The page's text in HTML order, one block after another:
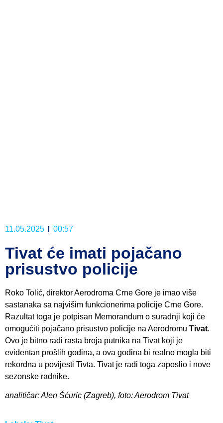
11.05.2025 00:57
Tivat će imati pojačano
prisustvo policije
Roko Tolić, direktor Aerodroma Crne Gore je imao više
sastanaka sa najvišim funkcionerima policije Crne Gore.
Razultat toga je potpisan Memorandum o suradnji koji će
omogućiti pojačano prisustvo policije na Aerodromu Tivat.
Ovo je bitno radi rasta broja putnika na Tivat koji je
evidentan prošlih godina, a ova godina bi realno mogla biti
rekordna u povijesti Tivta. Tivat je radi toga zaposlio i nove
sezonske radnike.
analitičar: Alen Šćuric (Zagreb), foto: Aerodrom Tivat